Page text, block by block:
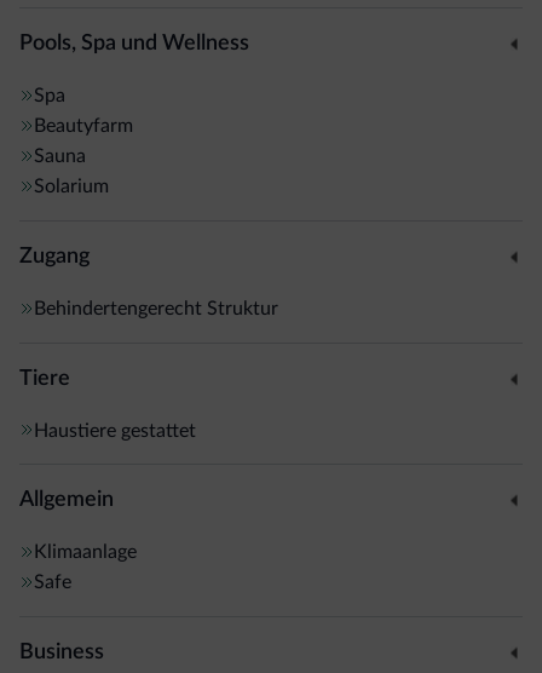
Pools, Spa und Wellness
Spa
Beautyfarm
Sauna
Solarium
Zugang
Behindertengerecht Struktur
Tiere
Haustiere gestattet
Allgemein
Klimaanlage
Safe
Business